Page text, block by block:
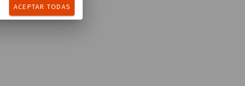
ACEPTAR TODAS